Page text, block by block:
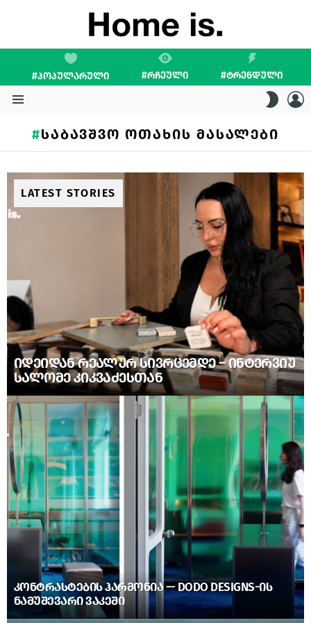
#ᲞᲝᲞᲣᲚᲐᲠᲣᲚᲘ #ᲠᲩᲔᲣᲚᲘ #ᲢᲠᲔᲜᲓᲣᲚᲘ
SKIN
ᲡᲐᲑᲐᲕᲨᲕᲝ ᲝᲗᲐᲮᲘᲡ ᲛᲐᲡᲐᲚᲔᲑᲘ
LATEST STORIES
ᲘᲓᲔᲘᲓᲐᲜ ᲠᲔᲐᲚᲣᲠ ᲡᲘᲕᲠᲪᲔᲛᲓᲔ – ᲘᲜᲢᲔᲠᲕᲘᲣ
ᲡᲐᲚᲝᲛᲔ ᲙᲘᲙᲕᲐᲫᲔᲡᲗᲐᲜ
ᲙᲝᲜᲢᲠᲐᲡᲢᲔᲑᲘᲡ ᲰᲐᲠᲛᲝᲜᲘᲐ — DODO DESIGNS-ᲘᲡ
ᲜᲐᲛᲣᲨᲔᲕᲐᲠᲘ ᲕᲐᲙᲔᲨᲘ